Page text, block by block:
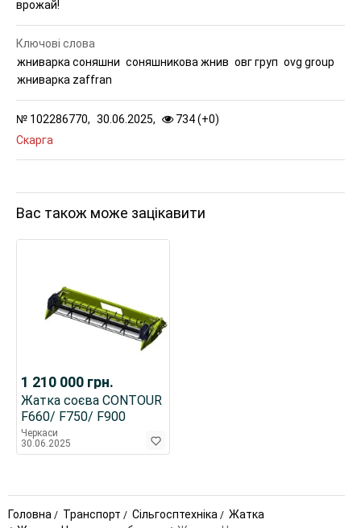
врожай!
№ 102286770, 30.06.2025, 734 (+0)
Скарга
Ключові слова
жниварка соняшни соняшникова жнив овг груп ovg group
жниварка zaffran
Вас також може зацікавити
1 210 000 грн.
Жатка соєва СONTOUR
F660/ F750/ F900
Черкаси
30.06.2025
Головна Транспорт Сільгосптехніка
Жатка